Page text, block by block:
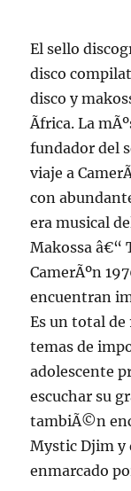
El sello
disco
disco y
Ãfrica. La
fundador del
viaje a
con
era musical
Makossa â€“
CamerÃºn
encuentran
Es un total de
temas de
adolescente
escuchar su
tambiÃ©n
Mystic Djim y
enmarcado